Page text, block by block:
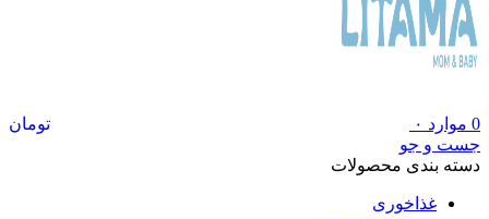
0 موارد ۰
تومان
جست و جو
دسته بندی محصولات
غذاخوری